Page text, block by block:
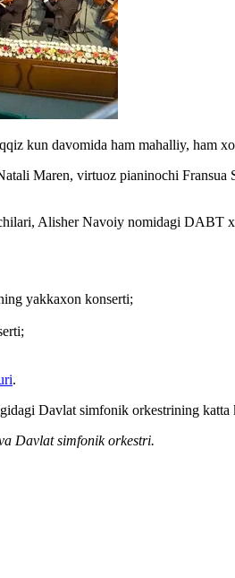
kun davomida ham mahalliy, ham
Maren, virtuoz pianinochi Fransua
Alisher Navoiy nomidagi DABT
yakkaxon konserti;
.
Davlat simfonik orkestrining katta
Davlat simfonik orkestri.